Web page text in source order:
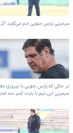
سرمربی پارس جنوبی جم می‌گوید
در حالی که پارس جنوبی با پیروزی
سرمربی این تیم با بابت کسر سه